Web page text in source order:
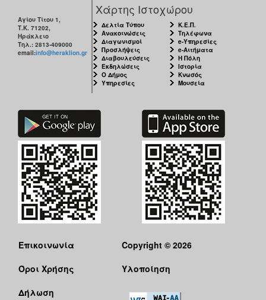
Αγίου Τίτου 1,
Τ.Κ. 71202,
Ηράκλειο
Τηλ.: 2813-409000
email:info@heraklion.gr
Χάρτης Ιστοχώρου
Δελτία Τύπου
Ανακοινώσεις
Διαγωνισμοί
Προσλήψεις
Διαβουλεύσεις
Εκδηλώσεις
Ο Δήμος
Υπηρεσίες
Κ.Ε.Π.
Τηλέφωνα
e-Υπηρεσίες
e-Αιτήματα
Η Πόλη
Ιστορία
Κνωσός
Μουσεία
Επικοινωνία
Όροι Χρήσης
Δήλωση
Copyright © 2026
Υλοποίηση